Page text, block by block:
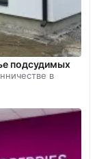
подсудимых
в